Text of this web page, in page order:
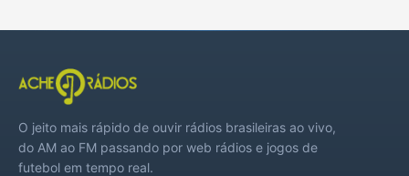
O jeito mais rápido de ouvir rádios brasileiras ao vivo,
do AM ao FM passando por web rádios e jogos de
futebol em tempo real.